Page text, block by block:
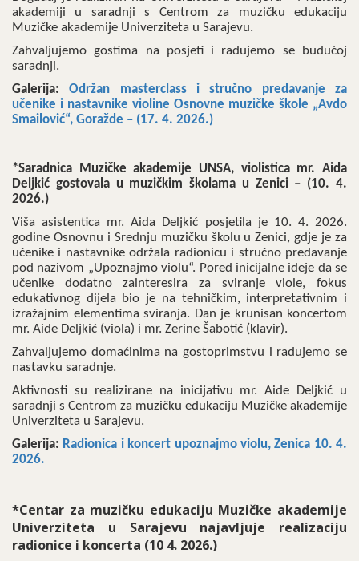
akademiji u saradnji s Centrom za muzičku edukaciju
Muzičke akademije Univerziteta u Sarajevu.
Zahvaljujemo gostima na posjeti i radujemo se budućoj
saradnji.
Galerija:Održan masterclass i stručno predavanje za
učenike i nastavnike violine Osnovne muzičke škole „Avdo
Smailović“, Goražde – (17. 4. 2026.)
*Saradnica Muzičke akademije UNSA, violistica mr. Aida
Deljkić gostovala u muzičkim školama u Zenici – (10. 4.
2026.)
Viša asistentica mr. Aida Deljkić posjetila je 10. 4. 2026.
godine Osnovnu i Srednju muzičku školu u Zenici, gdje je za
učenike i nastavnike održala radionicu i stručno predavanje
pod nazivom „Upoznajmo violu“. Pored inicijalne ideje da se
učenike dodatno zainteresira za sviranje viole, fokus
edukativnog dijela bio je na tehničkim, interpretativnim i
izražajnim elementima sviranja. Dan je krunisan koncertom
mr. Aide Deljkić (viola) i mr. Zerine Šabotić (klavir).
Zahvaljujemo domaćinima na gostoprimstvu i radujemo se
nastavku saradnje.
Aktivnosti su realizirane na inicijativu mr. Aide Deljkić u
saradnji s Centrom za muzičku edukaciju Muzičke akademije
Univerziteta u Sarajevu.
Galerija: Radionica i koncert upoznajmo violu, Zenica 10. 4.
2026.
*Centar za muzičku edukaciju Muzičke akademije
Univerziteta u Sarajevu najavljuje realizaciju
radionice i koncerta (10 4. 2026.)